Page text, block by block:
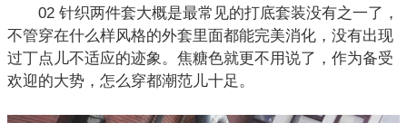
02 针织两件套大概是最常见的打底套装没有之一了，
不管穿在什么样风格的外套里面都能完美消化，没有出现
过丁点儿不适应的迹象。焦糖色就更不用说了，作为备受
欢迎的大势，怎么穿都潮范儿十足。